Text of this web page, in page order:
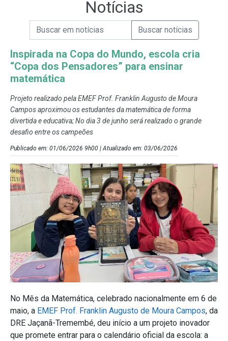
Notícias
Campo de Busca de Notícias
Campo de Busca de informaçõesEnviar a Busca de Notícias
Inspirada na Copa do Mundo, escola cria
“Copa dos Pensadores” para ensinar
matemática
Projeto realizado pela EMEF Prof. Franklin Augusto de Moura
Campos aproximou os estudantes da matemática de forma
divertida e educativa; No dia 3 de junho será realizado o grande
desafio entre os campeões
Publicado em: 01/06/2026 9h00 | Atualizado em: 03/06/2026
No Mês da Matemática, celebrado nacionalmente em 6 de
maio, a EMEF Prof. Franklin Augusto de Moura Campos, da
DRE Jaçanã-Tremembé, deu início a um projeto inovador
que promete entrar para o calendário oficial da escola: a